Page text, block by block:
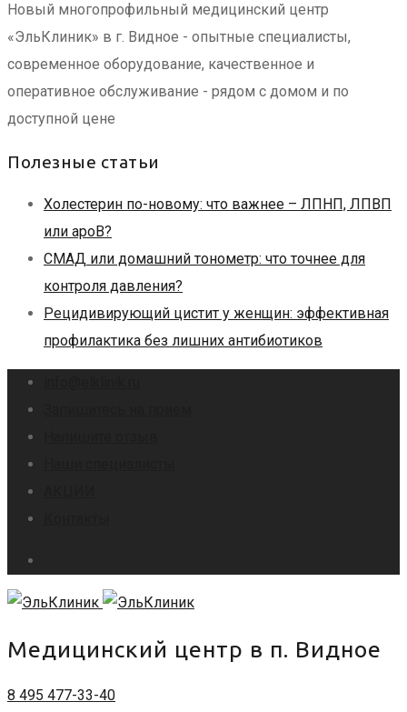
Новый многопрофильный медицинский центр
«ЭльКлиник» в г. Видное - опытные специалисты,
современное оборудование, качественное и
оперативное обслуживание - рядом с домом и по
доступной цене
Полезные статьи
Холестерин по-новому: что важнее – ЛПНП, ЛПВП
или apoB?
СМАД или домашний тонометр: что точнее для
контроля давления?
Рецидивирующий цистит у женщин: эффективная
профилактика без лишних антибиотиков
Медицинский центр в п. Видное
8 495 477-33-40